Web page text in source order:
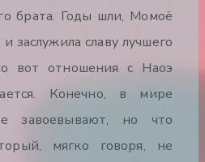
брата. Годы шли, Момоё
заслужила славу лучшего
вот отношения с Наоэ
Конечно, в мире
завоевывают, но что
мягко говоря, не